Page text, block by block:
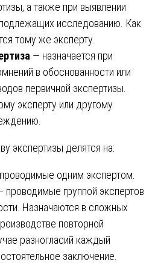
а также при выявлении
исследованию. Как
тому же эксперту.
— назначается при
в обоснованности или
первичной экспертизы.
эксперту или другому
экспертизы делятся на:
одним экспертом.
проводимые группой экспертов
Назначаются в сложных
повторной
разногласий каждый
заключение.